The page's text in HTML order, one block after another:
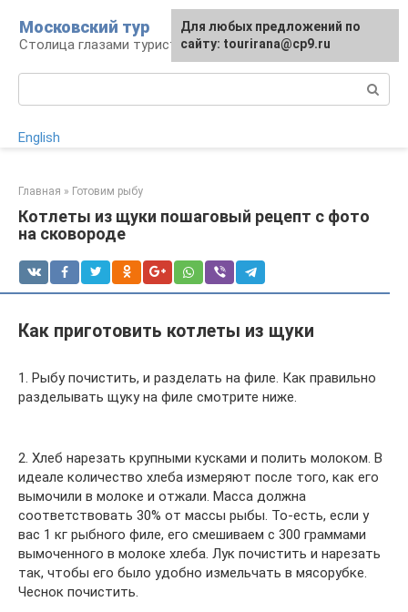
контенту
Московский тур
Столица глазами туриста
English
Главная » Готовим рыбу
Котлеты из щуки пошаговый рецепт с фото
на сковороде
Как приготовить котлеты из щуки
1. Рыбу почистить, и разделать на филе. Как правильно
разделывать щуку на филе смотрите ниже.
2. Хлеб нарезать крупными кусками и полить молоком. В
идеале количество хлеба измеряют после того, как его
вымочили в молоке и отжали. Масса должна
соответствовать 30% от массы рыбы. То-есть, если у
вас 1 кг рыбного филе, его смешиваем с 300 граммами
вымоченного в молоке хлеба. Лук почистить и нарезать
так, чтобы его было удобно измельчать в мясорубке.
Чеснок почистить.
Для любых предложений по
сайту: tourirana@cp9.ru